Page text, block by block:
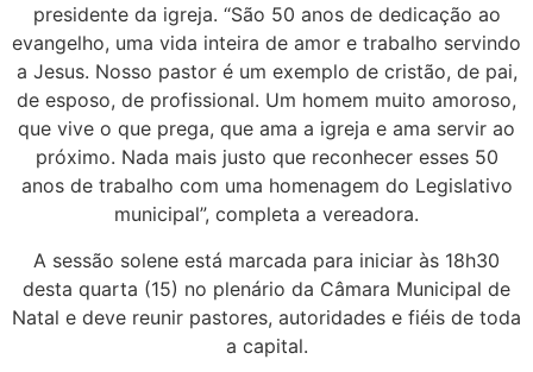
presidente da igreja. “São 50 anos de dedicação ao
evangelho, uma vida inteira de amor e trabalho servindo
a Jesus. Nosso pastor é um exemplo de cristão, de pai,
de esposo, de profissional. Um homem muito amoroso,
que vive o que prega, que ama a igreja e ama servir ao
próximo. Nada mais justo que reconhecer esses 50
anos de trabalho com uma homenagem do Legislativo
municipal”, completa a vereadora.
A sessão solene está marcada para iniciar às 18h30
desta quarta (15) no plenário da Câmara Municipal de
Natal e deve reunir pastores, autoridades e fiéis de toda
a capital.